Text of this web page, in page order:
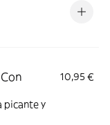
10,95 €
picante y